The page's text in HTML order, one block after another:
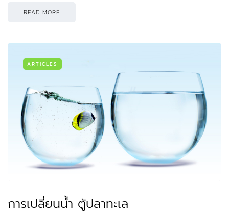
READ MORE
ARTICLES
การเปลี่ยนน้ำ ตู้ปลาทะเล